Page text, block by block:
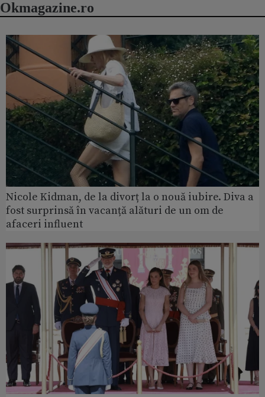
Okmagazine.ro
Nicole Kidman, de la divorț la o nouă iubire. Diva a
fost surprinsă în vacanță alături de un om de
afaceri influent